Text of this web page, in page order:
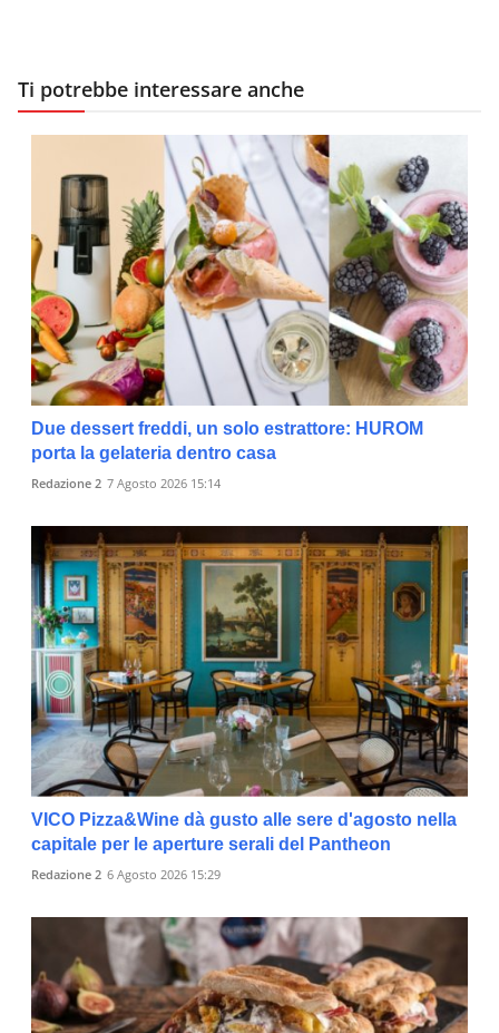
Ti potrebbe interessare anche
Due dessert freddi, un solo estrattore: HUROM
porta la gelateria dentro casa
Redazione 2 7 Agosto 2026 15:14
VICO Pizza&Wine dà gusto alle sere d'agosto nella
capitale per le aperture serali del Pantheon
Redazione 2 6 Agosto 2026 15:29